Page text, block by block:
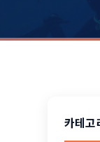
카테고